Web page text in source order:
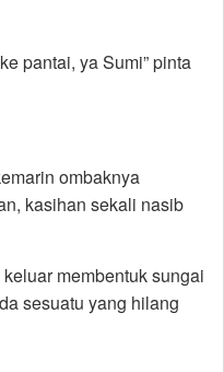
pantai, ya Sumi” pinta
ombaknya
kasihan sekali nasib
membentuk sungai
sesuatu yang hilang